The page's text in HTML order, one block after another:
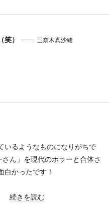
）
三奈木真沙緒
いるようなものになりがちで
ん」を現代のホラーと合体さ
かったです！
続きを読む